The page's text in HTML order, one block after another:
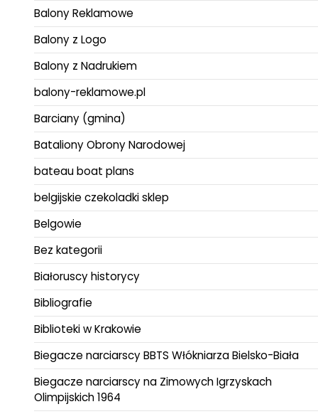
Balony Reklamowe
Balony z Logo
Balony z Nadrukiem
balony-reklamowe.pl
Barciany (gmina)
Bataliony Obrony Narodowej
bateau boat plans
belgijskie czekoladki sklep
Belgowie
Bez kategorii
Białoruscy historycy
Bibliografie
Biblioteki w Krakowie
Biegacze narciarscy BBTS Włókniarza Bielsko-Biała
Biegacze narciarscy na Zimowych Igrzyskach
Olimpijskich 1964